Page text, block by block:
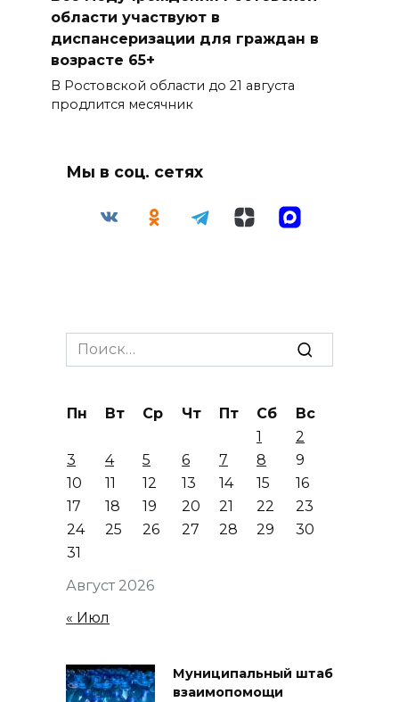
области участвуют в
диспансеризации для граждан в
возрасте 65+
В Ростовской области до 21 августа
продлится месячник
Мы в соц. сетях
Search
for:
Август 2026
Пн Вт Ср Чт Пт Сб
Вс
1
2
3
4 5 6 7 8
9
10
11 12 13 14 15
16
17
18 19 20 21 22
23
24
25 26 27 28 29
30
31
« Июл
Муниципальный штаб
взаимопомощи